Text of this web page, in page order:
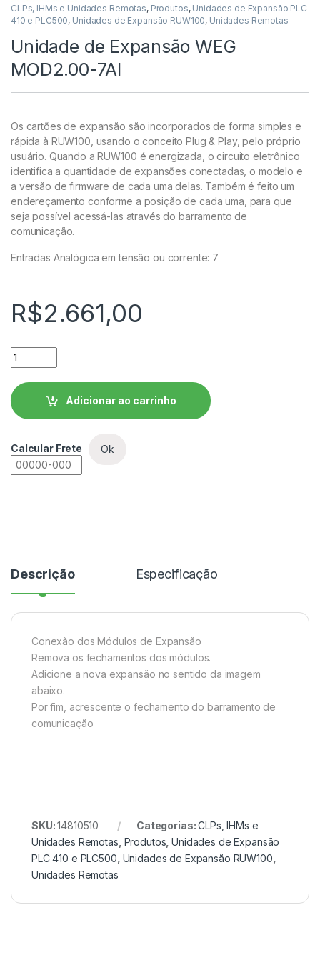
CLPs, IHMs e Unidades Remotas, Produtos, Unidades de Expansão PLC
410 e PLC500, Unidades de Expansão RUW100, Unidades Remotas
Unidade de Expansão WEG
MOD2.00-7AI
Os cartões de expansão são incorporados de forma simples e
rápida à RUW100, usando o conceito Plug & Play, pelo próprio
usuário. Quando a RUW100 é energizada, o circuito eletrônico
identifica a quantidade de expansões conectadas, o modelo e
a versão de firmware de cada uma delas. Também é feito um
endereçamento conforme a posição de cada uma, para que
seja possível acessá-las através do barramento de
comunicação.
Entradas Analógica em tensão ou corrente: 7
R$2.661,00
Unidade de Expansão WEG MOD2.00-7AI quantidade
Adicionar ao carrinho
Calcular Frete Ok
Descrição Especificação
Conexão dos Módulos de Expansão
Remova os fechamentos dos módulos.
Adicione a nova expansão no sentido da imagem
abaixo.
Por fim, acrescente o fechamento do barramento de
comunicação
SKU:14810510 Categorias:CLPs, IHMs e
Unidades Remotas Produtos ,Unidades de Expansão
PLC 410 e PLC500 Unidades de Expansão RUW100
Unidades Remotas